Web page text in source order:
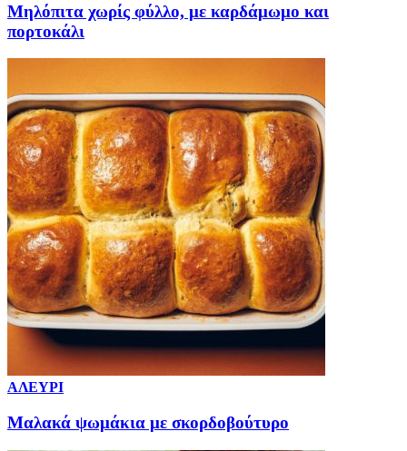
Μηλόπιτα χωρίς φύλλο, με καρδάμωμο και
πορτοκάλι
ΑΛΕΥΡΙ
Μαλακά ψωμάκια με σκορδοβούτυρο